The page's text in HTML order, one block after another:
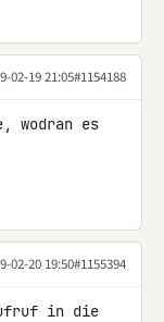
02-19 21:05#1154188
wodran es
02-20 19:50#1155394
in die